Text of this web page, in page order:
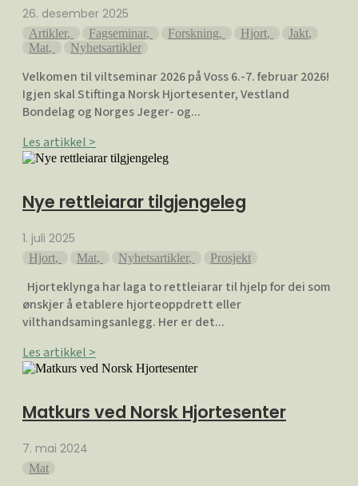
26. desember 2025
Artikler, Fagseminar, Forskning, Hjort, Jakt,
Mat, Nyhetsartikler
Velkomen til viltseminar 2026 på Voss 6.-7. februar 2026!
Igjen skal Stiftinga Norsk Hjortesenter, Vestland
Bondelag og Norges Jeger- og...
Les artikkel >
Nye rettleiarar tilgjengeleg
1. juli 2025
Hjort, Mat, Nyhetsartikler, Prosjekt
Hjorteklynga har laga to rettleiarar til hjelp for dei som
ønskjer å etablere hjorteoppdrett eller
vilthandsamingsanlegg. Her er det...
Les artikkel >
Matkurs ved Norsk Hjortesenter
7. mai 2024
Mat